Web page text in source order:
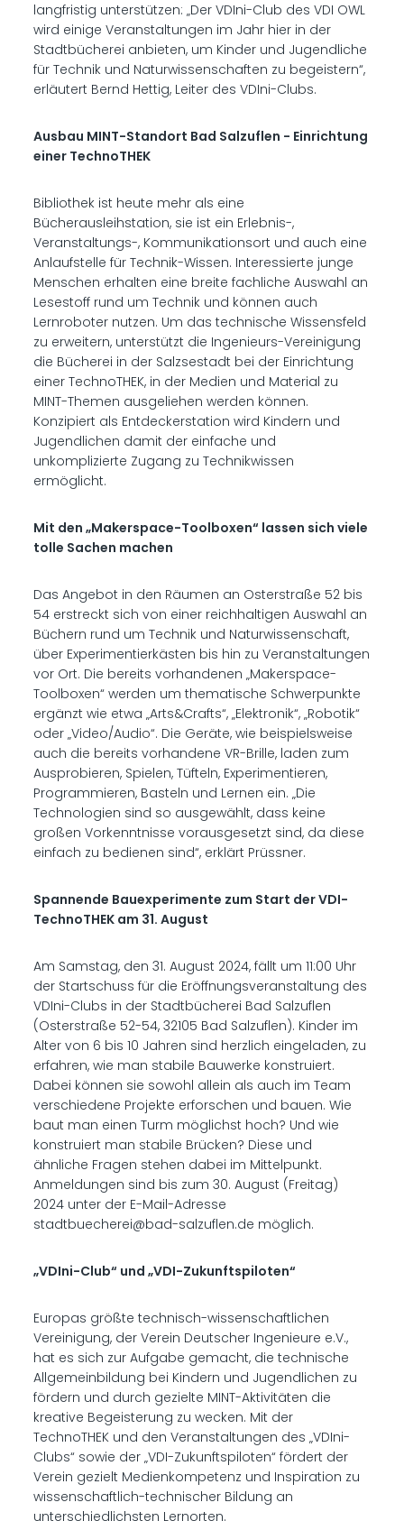
langfristig unterstützen: „Der VDIni-Club des VDI OWL
wird einige Veranstaltungen im Jahr hier in der
Stadtbücherei anbieten, um Kinder und Jugendliche
für Technik und Naturwissenschaften zu begeistern“,
erläutert Bernd Hettig, Leiter des VDIni-Clubs.
Ausbau MINT-Standort Bad Salzuflen - Einrichtung
einer TechnoTHEK
Bibliothek ist heute mehr als eine
Bücherausleihstation, sie ist ein Erlebnis-,
Veranstaltungs-, Kommunikationsort und auch eine
Anlaufstelle für Technik-Wissen. Interessierte junge
Menschen erhalten eine breite fachliche Auswahl an
Lesestoff rund um Technik und können auch
Lernroboter nutzen. Um das technische Wissensfeld
zu erweitern, unterstützt die Ingenieurs-Vereinigung
die Bücherei in der Salzsestadt bei der Einrichtung
einer TechnoTHEK, in der Medien und Material zu
MINT-Themen ausgeliehen werden können.
Konzipiert als Entdeckerstation wird Kindern und
Jugendlichen damit der einfache und
unkomplizierte Zugang zu Technikwissen
ermöglicht.
Mit den „Makerspace-Toolboxen“ lassen sich viele
tolle Sachen machen
Das Angebot in den Räumen an Osterstraße 52 bis
54 erstreckt sich von einer reichhaltigen Auswahl an
Büchern rund um Technik und Naturwissenschaft,
über Experimentierkästen bis hin zu Veranstaltungen
vor Ort. Die bereits vorhandenen „Makerspace-
Toolboxen“ werden um thematische Schwerpunkte
ergänzt wie etwa „Arts&Crafts“, „Elektronik“, „Robotik“
oder „Video/Audio“. Die Geräte, wie beispielsweise
auch die bereits vorhandene VR-Brille, laden zum
Ausprobieren, Spielen, Tüfteln, Experimentieren,
Programmieren, Basteln und Lernen ein. „Die
Technologien sind so ausgewählt, dass keine
großen Vorkenntnisse vorausgesetzt sind, da diese
einfach zu bedienen sind“, erklärt Prüssner.
Spannende Bauexperimente zum Start der VDI-
TechnoTHEK am 31. August
Am Samstag, den 31. August 2024, fällt um 11:00 Uhr
der Startschuss für die Eröffnungsveranstaltung des
VDIni-Clubs in der Stadtbücherei Bad Salzuflen
(Osterstraße 52-54, 32105 Bad Salzuflen). Kinder im
Alter von 6 bis 10 Jahren sind herzlich eingeladen, zu
erfahren, wie man stabile Bauwerke konstruiert.
Dabei können sie sowohl allein als auch im Team
verschiedene Projekte erforschen und bauen. Wie
baut man einen Turm möglichst hoch? Und wie
konstruiert man stabile Brücken? Diese und
ähnliche Fragen stehen dabei im Mittelpunkt.
Anmeldungen sind bis zum 30. August (Freitag)
2024 unter der E-Mail-Adresse
stadtbuecherei@bad-salzuflen.de möglich.
„VDIni-Club“ und „VDI-Zukunftspiloten“
Europas größte technisch-wissenschaftlichen
Vereinigung, der Verein Deutscher Ingenieure e.V.,
hat es sich zur Aufgabe gemacht, die technische
Allgemeinbildung bei Kindern und Jugendlichen zu
fördern und durch gezielte MINT-Aktivitäten die
kreative Begeisterung zu wecken. Mit der
TechnoTHEK und den Veranstaltungen des „VDIni-
Clubs“ sowie der „VDI-Zukunftspiloten“ fördert der
Verein gezielt Medienkompetenz und Inspiration zu
wissenschaftlich-technischer Bildung an
unterschiedlichsten Lernorten.